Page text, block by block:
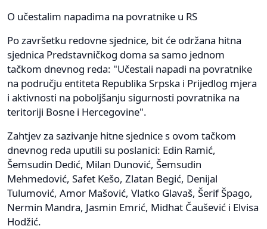
O učestalim napadima na povratnike u RS
Po završetku redovne sjednice, bit će održana hitna
sjednica Predstavničkog doma sa samo jednom
tačkom dnevnog reda: "Učestali napadi na povratnike
na području entiteta Republika Srpska i Prijedlog mjera
i aktivnosti na poboljšanju sigurnosti povratnika na
teritoriji Bosne i Hercegovine".
Zahtjev za sazivanje hitne sjednice s ovom tačkom
dnevnog reda uputili su poslanici: Edin Ramić,
Šemsudin Dedić, Milan Dunović, Šemsudin
Mehmedović, Safet Kešo, Zlatan Begić, Denijal
Tulumović, Amor Mašović, Vlatko Glavaš, Šerif Špago,
Nermin Mandra, Jasmin Emrić, Midhat Čaušević i Elvisa
Hodžić.